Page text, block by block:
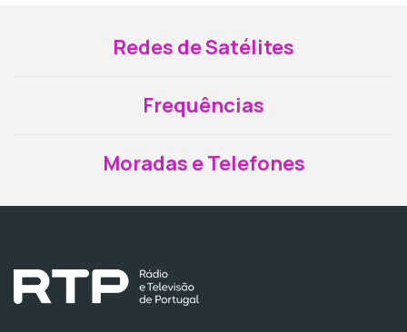
Redes de Satélites
Frequências
Moradas e Telefones